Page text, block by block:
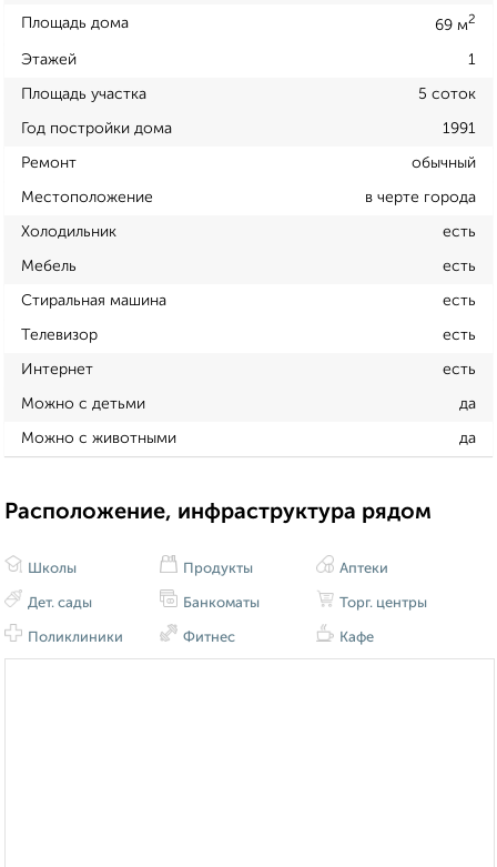
Площадь дома 69 м2
Этажей 1
Площадь участка 5 соток
Год постройки дома 1991
Ремонт обычный
Местоположение в черте города
Холодильник есть
Мебель есть
Стиральная машина есть
Телевизор есть
Интернет есть
Можно с детьми да
Можно с животными да
Расположение, инфраструктура рядом
Школы
Дет. сады
Поликлиники
Продукты
Банкоматы
Фитнес
Аптеки
Торг. центры
Кафе